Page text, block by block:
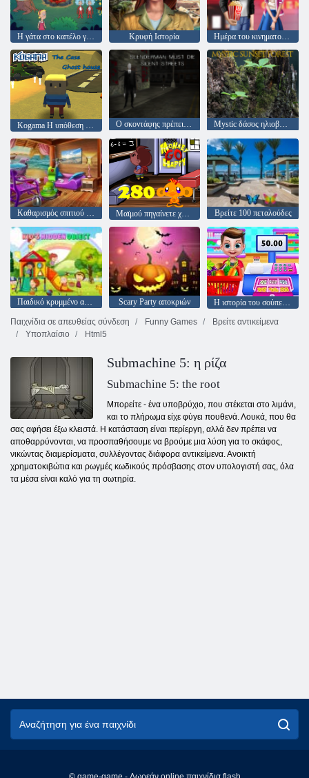
Η γάτα στο καπέλο γνωρίζει πολλά γι 'αυτό! ώρα στρατόπεδο Κρυφή Ιστορία Ημέρα του κινηματογράφου του Αγίου Βαλεντίνου
Ο σκοντάφης πρέπει να πεθάνει: Σιωπηλοί δρόμοι Mystic δάσος ηλιοβασίλεμα
Καθαρισμός σπιτιού στην παραλία Μαϊμού πηγαίνετε χαρούμενη σκηνή 280 Βρείτε 100 πεταλούδες
Παιδικό κρυμμένο αντικείμενο Scary Party αποκριών
Η ιστορία του σούπερ μάρκετ μου
Παιχνίδια σε απευθείας σύνδεση
Funny Games
Βρείτε αντικείμενα
Υποπλαίσιο
Html5
Submachine 5: η ρίζα
Submachine 5: the root
Μπορείτε - ένα υποβρύχιο, που στέκεται στο λιμάνι,
και το πλήρωμα είχε φύγει πουθενά. Λουκά, που θα
σας αφήσει έξω κλειστά. Η κατάσταση είναι περίεργη, αλλά δεν πρέπει να
αποθαρρύνονται, να προσπαθήσουμε να βρούμε μια λύση για το σκάφος,
νικώντας διαμερίσματα, συλλέγοντας διάφορα αντικείμενα. Ανοικτή
χρηματοκιβώτια και ρωγμές κωδικούς πρόσβασης στον υπολογιστή σας, όλα
τα μέσα είναι καλό για τη σωτηρία.